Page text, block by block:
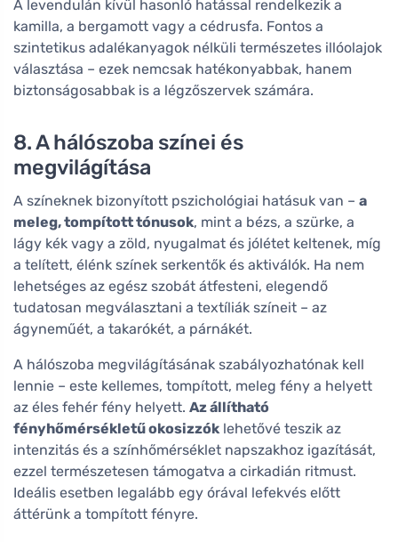
A levendulán kívül hasonló hatással rendelkezik a
kamilla, a bergamott vagy a cédrusfa. Fontos a
szintetikus adalékanyagok nélküli természetes illóolajok
választása – ezek nemcsak hatékonyabbak, hanem
biztonságosabbak is a légzőszervek számára.
8. A hálószoba színei és
megvilágítása
A színeknek bizonyított pszichológiai hatásuk van – a
meleg, tompított tónusok, mint a bézs, a szürke, a
lágy kék vagy a zöld, nyugalmat és jólétet keltenek, míg
a telített, élénk színek serkentők és aktiválók. Ha nem
lehetséges az egész szobát átfesteni, elegendő
tudatosan megválasztani a textíliák színeit – az
ágyneműét, a takarókét, a párnákét.
A hálószoba megvilágításának szabályozhatónak kell
lennie – este kellemes, tompított, meleg fény a helyett
az éles fehér fény helyett. Az állítható
fényhőmérsékletű okosizzók lehetővé teszik az
intenzitás és a színhőmérséklet napszakhoz igazítását,
ezzel természetesen támogatva a cirkadián ritmust.
Ideális esetben legalább egy órával lefekvés előtt
áttérünk a tompított fényre.